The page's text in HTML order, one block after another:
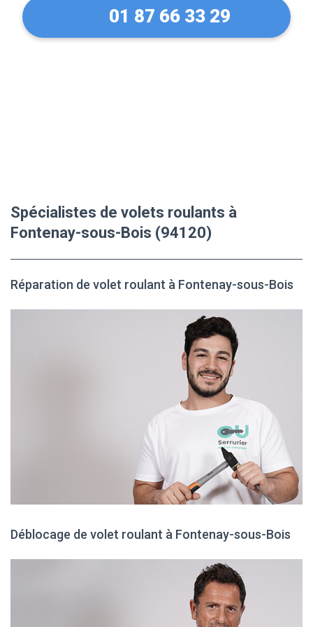
01 87 66 33 29
Spécialistes de volets roulants à
Fontenay-sous-Bois (94120)
Réparation de volet roulant à Fontenay-sous-Bois
Déblocage de volet roulant à Fontenay-sous-Bois